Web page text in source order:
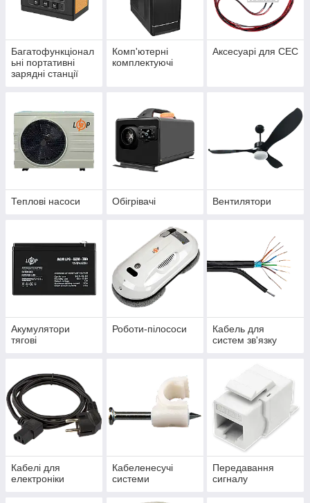
Багатофункціонал
ьні портативні
зарядні станції
Комп'ютерні
комплектуючі
Аксесуарі для СЕС
Теплові насоси Обігрівачі Вентилятори
Акумулятори
тягові
Роботи-пілососи
Кабель для
систем зв'язку
Кабелі для
електроніки
Кабеленесучі
системи
Передавання
сигналу